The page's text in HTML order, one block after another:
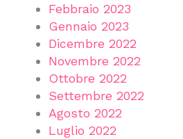
Febbraio 2023
Gennaio 2023
Dicembre 2022
Novembre 2022
Ottobre 2022
Settembre 2022
Agosto 2022
Luglio 2022